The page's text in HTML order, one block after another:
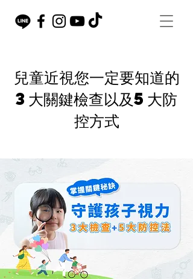
兒童近視您一定要知道的
3大關鍵檢查以及5大防
控方式